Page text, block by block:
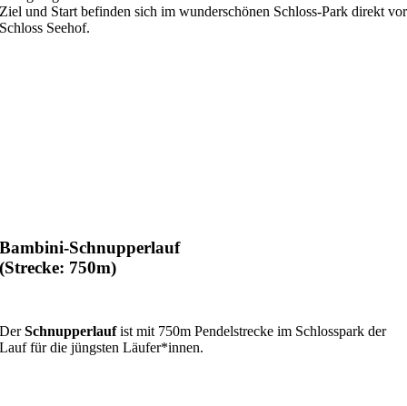
Ziel und Start befinden sich im wunderschönen Schloss-Park direkt vor
Schloss Seehof.
Bambini-Schnupperlauf
(Strecke: 750m)
DerSchnupperlaufist mit 750m Pendelstrecke im Schlosspark der
Lauf für die jüngsten Läufer*innen.